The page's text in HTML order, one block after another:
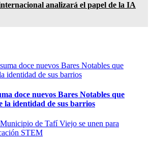
analizará el papel de la IA
doce nuevos Bares Notables que
la identidad de sus barrios